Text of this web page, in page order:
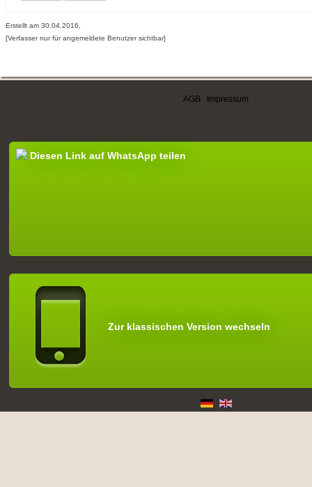
Erstellt am 30.04.2016,
[Verfasser nur für angemeldete Benutzer sichtbar]
AGB Impressum
Diesen Link auf WhatsApp teilen
Zur klassischen Version wechseln